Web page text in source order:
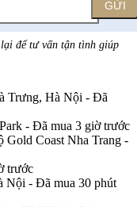
GỬI
để tư vấn tận tình giúp
Trưng, Hà Nội - Đã
- Đã mua 3 giờ trước
Gold Coast Nha Trang -
trước
Nội - Đã mua 30 phút